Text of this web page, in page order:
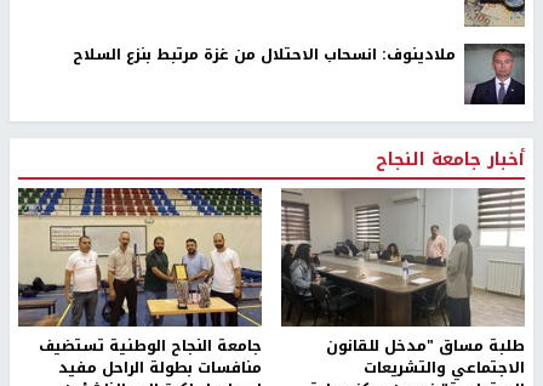
ملادينوف: انسحاب الاحتلال من غزة مرتبط بنزع السلاح
أخبار جامعة النجاح
طلبة مساق "مدخل للقانون
الاجتماعي والتشريعات
جامعة النجاح الوطنية تستضيف
منافسات بطولة الراحل مفيد